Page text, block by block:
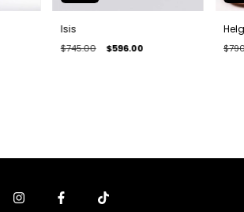
Isis
$745.00 $596.00